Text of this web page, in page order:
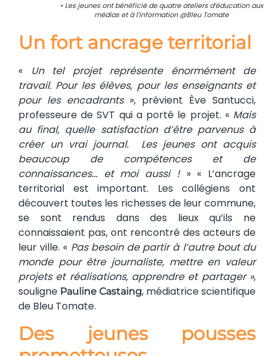
• Les jeunes ont bénéficié de quatre ateliers d’éducation aux
médias et à l’information @Bleu Tomate
Un fort ancrage territorial
«
Un tel projet représente énormément de
travail. Pour les élèves, pour les enseignants et
pour les encadrants», prévient Ève Santucci,
professeure de SVT qui a porté le projet. « Mais
au final, quelle satisfaction d’être parvenus à
créer un vrai journal. Les jeunes ont acquis
beaucoup de compétences et de
connaissances… et moi aussi ! » « L’ancrage
territorial est important. Les collégiens ont
découvert toutes les richesses de leur commune,
se sont rendus dans des lieux qu’ils ne
connaissaient pas, ont rencontré des acteurs de
leur ville. « Pas besoin de partir à l’autre bout du
monde pour être journaliste, mettre en valeur
projets et réalisations, apprendre et partager »,
souligne Pauline Castaing, médiatrice scientifique
de Bleu Tomate.
Des jeunes pousses